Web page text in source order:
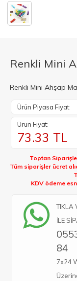
Renkli Mini
Renkli Mini Ahşap
Ürün Piyasa Fiyat:
Ürün Fiyat:
73.33 TL
Toptan
Tüm siparişler ücret
KDV ödeme
TIKLA
İLE
84
7x24